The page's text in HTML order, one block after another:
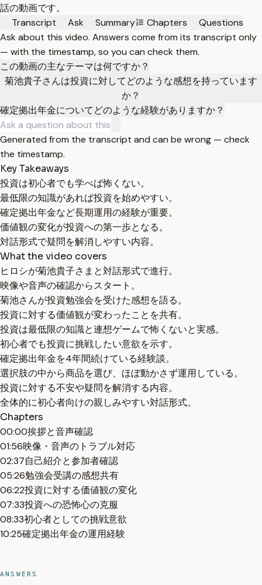
話の動画です。
Transcript
Ask Summary Chapters
Questions
Ask about this video. Answers come from its transcript only
— with the timestamp, so you can check them.
この動画の主なテーマは何ですか？
菊池貴子さんは投資に対してどのような感想を持っています
か？
確定拠出年金についてどのような経験がありますか？
Generated from the transcript and can be wrong — check
the timestamp.
Key Takeaways
投資は初心者でも学べば怖くない。
最低限の知識があれば投資を始めやすい。
確定拠出年金など長期運用の経験が重要。
価値観の変化が投資への第一歩となる。
対話形式で疑問を解消しやすい内容。
What the video covers
ヒロシが菊池貴子さまと対話形式で進行。
映像や音声の確認からスタート。
菊池さんが投資勉強会を受けた感想を語る。
投資に対する価値観が変わったことを共有。
投資は最低限の知識と連想ゲームで怖くないと実感。
初心者でも投資に挑戦したい意欲を示す。
確定拠出年金を4年間続けている経験談。
選択肢の中から商品を選び、ほぼ動かさず運用している。
投資に対する不安や疑問を解消する内容。
全体的に初心者向けの親しみやすい対話形式。
Chapters
00:00挨拶と音声確認
01:56映像・音声のトラブル対応
02:37自己紹介と参加者確認
05:26勉強会受講の感想共有
06:22投資に対する価値観の変化
07:33投資への恐怖心の克服
08:33初心者としての挑戦意欲
10:25確定拠出年金の運用経験
ANSWERS